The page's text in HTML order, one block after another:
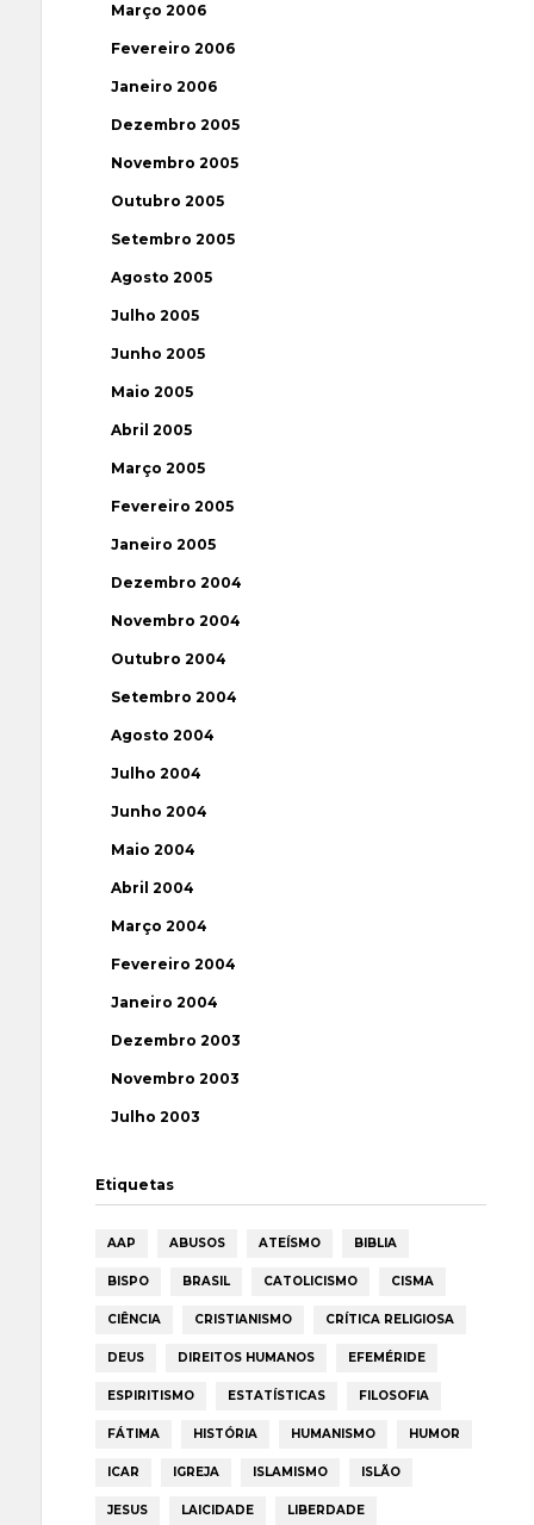
Março 2006
Fevereiro 2006
Janeiro 2006
Dezembro 2005
Novembro 2005
Outubro 2005
Setembro 2005
Agosto 2005
Julho 2005
Junho 2005
Maio 2005
Abril 2005
Março 2005
Fevereiro 2005
Janeiro 2005
Dezembro 2004
Novembro 2004
Outubro 2004
Setembro 2004
Agosto 2004
Julho 2004
Junho 2004
Maio 2004
Abril 2004
Março 2004
Fevereiro 2004
Janeiro 2004
Dezembro 2003
Novembro 2003
Julho 2003
Etiquetas
AAP ABUSOS ATEÍSMO BIBLIA
BISPO BRASIL CATOLICISMO CISMA
CIÊNCIA CRISTIANISMO CRÍTICA RELIGIOSA
DEUS DIREITOS HUMANOS EFEMÉRIDE
ESPIRITISMO ESTATÍSTICAS FILOSOFIA
FÁTIMA HISTÓRIA HUMANISMO HUMOR
ICAR IGREJA ISLAMISMO ISLÃO
JESUS LAICIDADE LIBERDADE